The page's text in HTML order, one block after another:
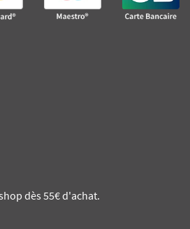
dès 55€ d'achat.